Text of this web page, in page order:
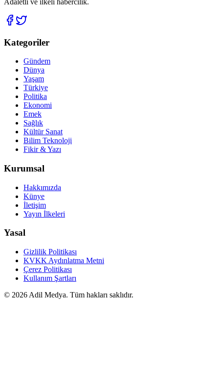
Kategoriler
Gündem
Dünya
Yaşam
Türkiye
Politika
Ekonomi
Emek
Sağlık
Kültür Sanat
Bilim Teknoloji
Fikir & Yazı
Kurumsal
Hakkımızda
Künye
İletişim
Yayın İlkeleri
Yasal
Gizlilik Politikası
KVKK Aydınlatma Metni
Çerez Politikası
Kullanım Şartları
© 2026 Adil Medya. Tüm hakları saklıdır.